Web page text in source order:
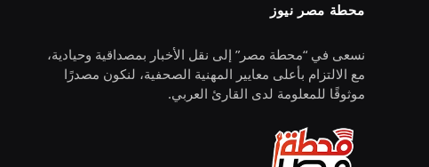
محطة مصر نيوز
نسعى في “محطة مصر” إلى نقل الأخبار بمصداقية وحيادية،
مع الالتزام بأعلى معايير المهنية الصحفية، لنكون مصدرًا
موثوقًا للمعلومة لدى القارئ العربي.